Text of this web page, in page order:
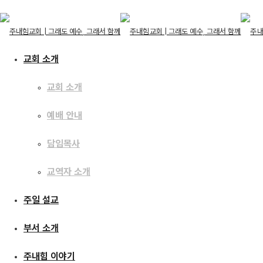
교회 소개
교회 소개
담임목사
주일 설교
주내힘 이야기
교회 소개
교회 소개
예배 안내
담임목사
교역자 소개
주일 설교
부서 소개
주내힘 이야기
주일 설교
[21.05.30] 나를 기억